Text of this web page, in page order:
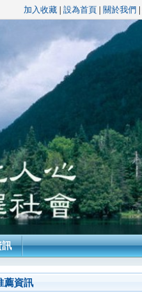
加入收藏 設為首頁 關於我們
訊
薦資訊